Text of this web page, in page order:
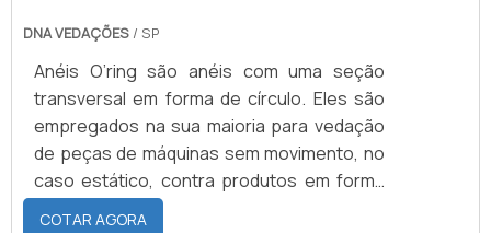
DNA VEDAÇÕES / SP
Anéis O’ring são anéis com uma seção
transversal em forma de círculo. Eles são
empregados na sua maioria para vedação
de peças de máquinas sem movimento, no
caso estático, contra produtos em forma
líquida ou gasosa. Sobre determinadas pré-
COTAR AGORA